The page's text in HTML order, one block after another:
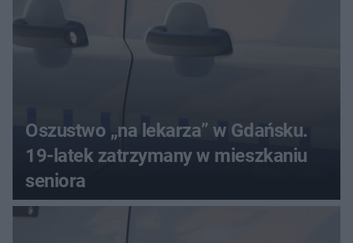
Oszustwo „na lekarza” w Gdańsku.
19-latek zatrzymany w mieszkaniu
seniora